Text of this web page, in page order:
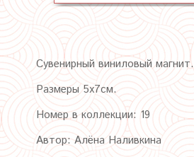
Сувенирный виниловый магнит.
Размеры 5х7см.
Номер в коллекции: 19
Автор: Алёна Наливкина